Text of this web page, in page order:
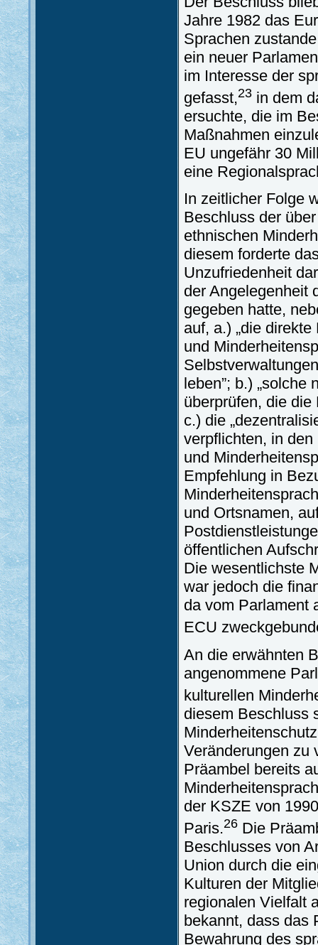
Jahre 1982 das
Sprachen
ein neuer
im Interesse der
gefasst,23 in dem
ersuchte, die im
Maßnahmen
EU ungefähr 30
eine
In zeitlicher Folge
Beschluss der
ethnischen
diesem forderte
Unzufriedenheit
der Angelegenheit
gegeben hatte,
auf, a.) „die
und
leben”; b.)
überprüfen, die die
c.) die
verpflichten, in
und
Empfehlung in
und Ortsnamen,
öffentlichen
Die wesentlichste
war jedoch die
da vom Parlament
ECU
An die erwähnten
angenommene
kulturellen
diesem Beschluss
Veränderungen zu
Präambel bereits
der KSZE von
Paris.26 Die
Beschlusses von
Union durch die
Kulturen der
regionalen Vielfalt
bekannt, dass das
Bewahrung des